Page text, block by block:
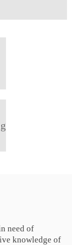
need of
knowledge of